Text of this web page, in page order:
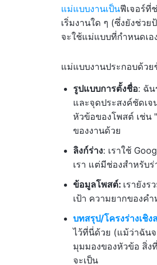
แม่แบบงานเป็นฟีเจอร์ที่
เริ่มงานใด ๆ (ซึ่งยังช่ว
จะใช้แม่แบบที่กำหนดเอ
แม่แบบงานประกอบด้ว
รูปแบบการตั้งชื่อ: ฉัน
และจุดประสงค์ชัดเ
หัวข้อของโพสต์ เช่น
ของงานด้วย
ลิงก์ร่าง: เราใช้
เรา แต่มีช่องสำหรับ
ข้อมูลโพสต์: เรายัง
เป้า ความยากของค
บทสรุป/โครงร่างเชิง
ไว้ที่นี่ด้วย (แม้ว่าฉัน
มุมมองของหัวข้อ สิ่ง
จะเป็น